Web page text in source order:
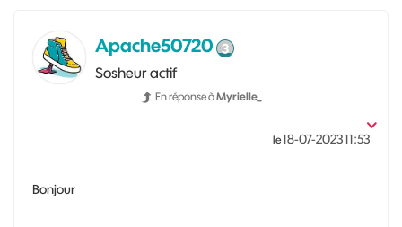
Apache50720
Sosheur actif
En réponse àMyrielle_
le‎18-07-202311:53
Bonjour